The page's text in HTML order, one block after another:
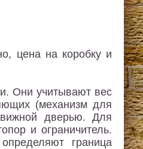
цена на коробку и
Они учитывают вес
(механизм для
дверью. Для
и ограничитель.
граница